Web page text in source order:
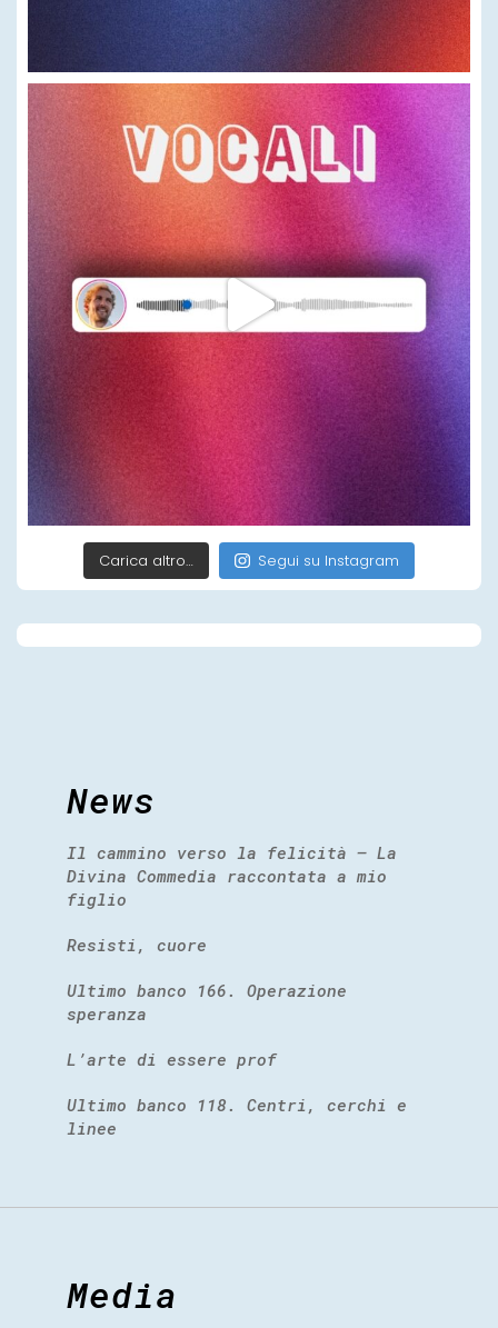
Carica altro… Segui su Instagram
News
Il cammino verso la felicità – La
Divina Commedia raccontata a mio
figlio
Resisti, cuore
Ultimo banco 166. Operazione
speranza
L’arte di essere prof
Ultimo banco 118. Centri, cerchi e
linee
Media